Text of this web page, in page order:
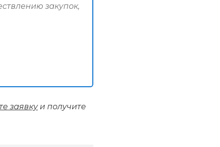
закупок,
заявкуи получите